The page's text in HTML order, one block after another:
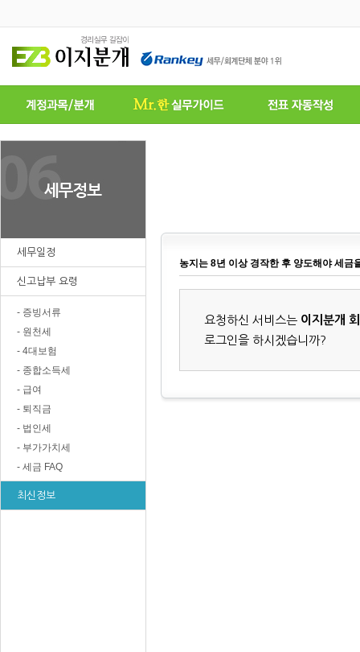
세무일정
신고납부 요령
- 증빙서류
- 원천세
- 4대보험
- 종합소득세
- 급여
- 퇴직금
- 법인세
- 부가가치세
- 세금 FAQ
최신정보
농지는 8년 이상 경작한 후 양도해야 세금
요청하신 서비스는 이지분개
로그인을 하시겠습니까?